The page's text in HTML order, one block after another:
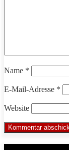
Name *
E-Mail-Adresse *
Website